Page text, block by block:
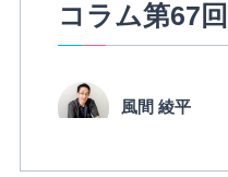
コラム第67
風間 綾平